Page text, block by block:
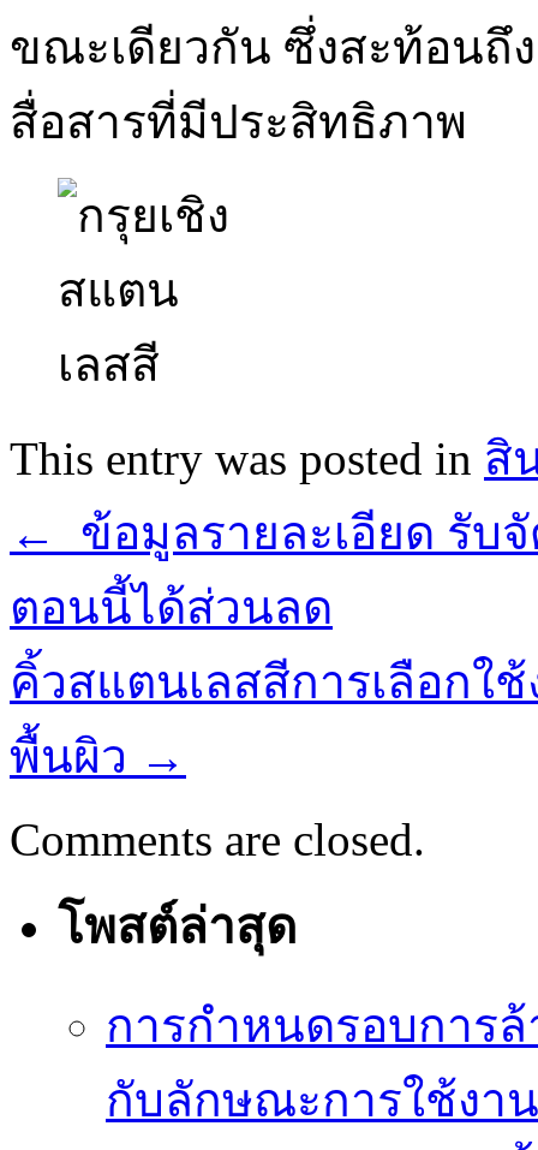
ขณะเดียวกัน ซึ่งสะท้อนถึ
สื่อสารที่มีประสิทธิภาพ
This entry was posted in สิ
←
ข้อมูลรายละเอียด รับ
ตอนนี้ได้ส่วนลด
คิ้วสแตนเลสสีการเลือกใ
พื้นผิว →
Comments are closed.
โพสต์ล่าสุด
การกำหนดรอบการล้
กับลักษณะการใช้งาน